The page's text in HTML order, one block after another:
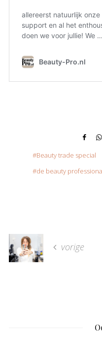
Beauty trade special
de beauty
vorige